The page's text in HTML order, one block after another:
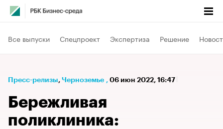
Все выпуски Спецпроект Экспертиза Решение
Пресс-релизы⁠, Черноземье , 06 июн 2022, 16:47
Бережливая
поликлиника: